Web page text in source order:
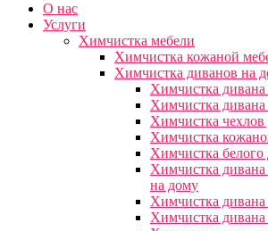
О нас
Услуги
Химчистка мебели
Химчистка кожаной
Химчистка диванов на
Химчистка
Химчистка
Химчистка
Химчистка
Химчистка
Химчистка дивана
на дому
Химчистка
Химчистка